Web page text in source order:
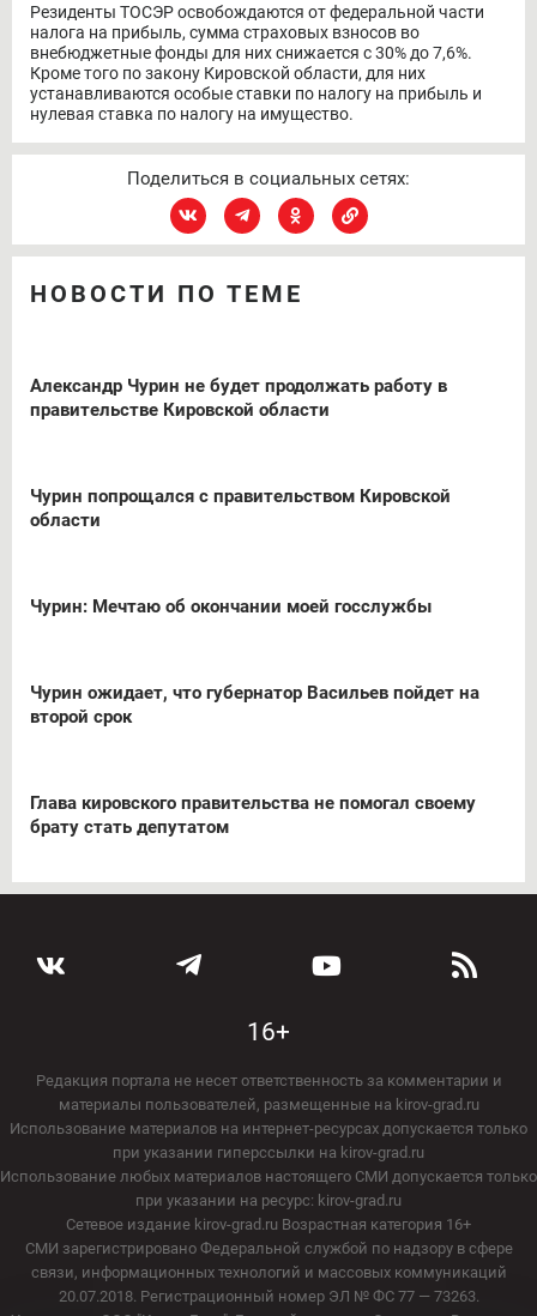
Резиденты ТОСЭР освобождаются от федеральной части
налога на прибыль, сумма страховых взносов во
внебюджетные фонды для них снижается с 30% до 7,6%.
Кроме того по закону Кировской области, для них
устанавливаются особые ставки по налогу на прибыль и
нулевая ставка по налогу на имущество.
Поделиться в социальных сетях:
НОВОСТИ ПО ТЕМЕ
Александр Чурин не будет продолжать работу в
правительстве Кировской области
Чурин попрощался с правительством Кировской
области
Чурин: Мечтаю об окончании моей госслужбы
Чурин ожидает, что губернатор Васильев пойдет на
второй срок
Глава кировского правительства не помогал своему
брату стать депутатом
16+
Редакция портала не несет ответственность за комментарии и
материалы пользователей, размещенные на kirov-grad.ru
Использование материалов на интернет-ресурсах допускается только
при указании гиперссылки на kirov-grad.ru
Использование любых материалов настоящего СМИ допускается только
при указании на ресурс: kirov-grad.ru
Сетевое издание kirov-grad.ru Возрастная категория 16+
СМИ зарегистрировано Федеральной службой по надзору в сфере
связи, информационных технологий и массовых коммуникаций
20.07.2018. Регистрационный номер ЭЛ № ФС 77 — 73263.